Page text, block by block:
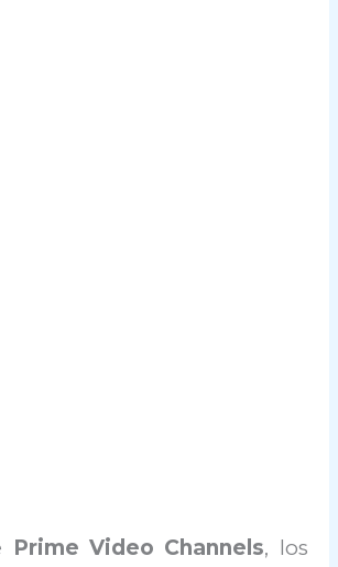
Prime Video Channels, los